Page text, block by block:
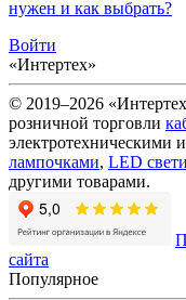
нужен и как выбрать?
Войти
«Интертех»
© 2019–2026
розничной торговли
электротехническими и
лампочками, LED
другими товарами.
сайта
Популярное